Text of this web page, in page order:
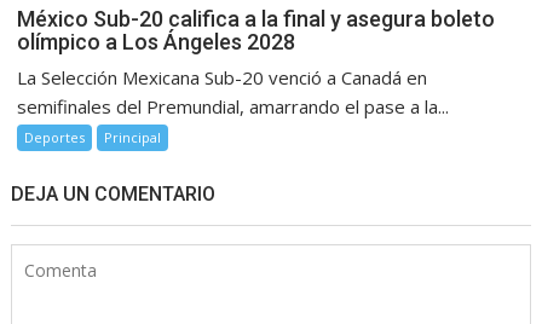
México Sub-20 califica a la final y asegura boleto
olímpico a Los Ángeles 2028
La Selección Mexicana Sub-20 venció a Canadá en
semifinales del Premundial, amarrando el pase a la...
Deportes Principal
DEJA UN COMENTARIO